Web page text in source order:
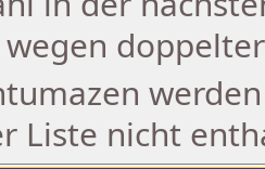
Liste nicht